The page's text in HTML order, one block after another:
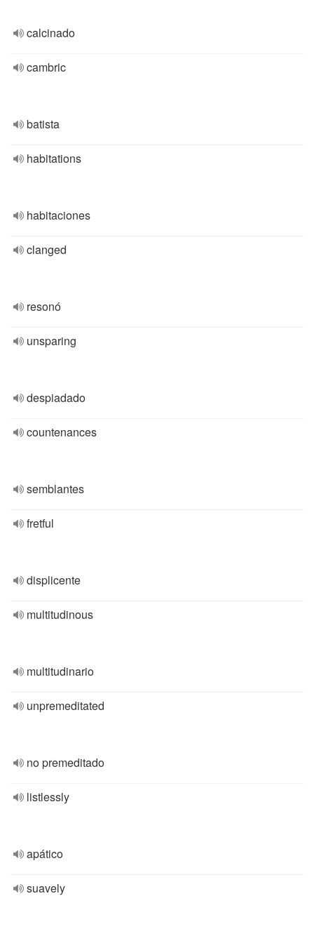
calcinado
cambric
batista
habitations
habitaciones
clanged
resonó
unsparing
despiadado
countenances
semblantes
fretful
displicente
multitudinous
multitudinario
unpremeditated
no premeditado
listlessly
apático
suavely